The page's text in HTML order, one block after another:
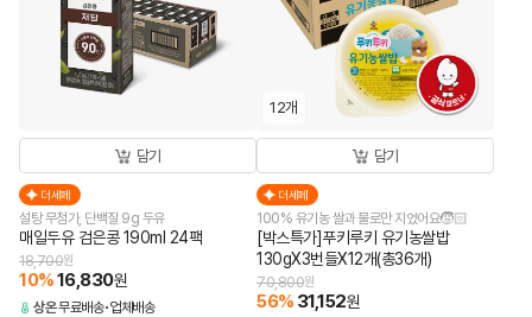
담기
더세페
설탕 무첨가, 단백질 9g 두유
매일두유 검은콩 190ml 24팩
18,700원
10%16,830원
상온무료배송 업체배송
12개
담기
더세페
100% 유기농 쌀과 물로만 지었어요🧒🏻
[박스특가]푸키루키 유기농쌀밥
130gX3번들X12개(총36개)
70,800원
56% 31,152원